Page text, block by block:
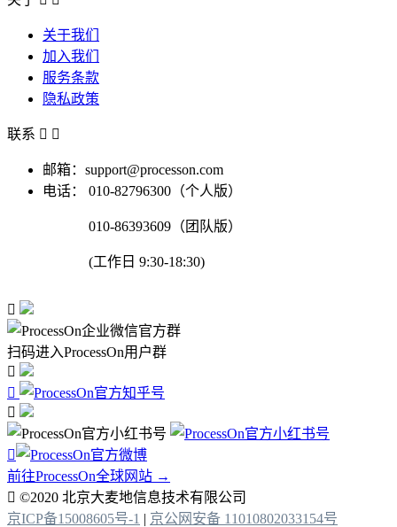
关于我们
加入我们
服务条款
隐私政策
联系  
邮箱：support@processon.com
电话：
010-82796300（个人版）
010-86393609（团队版）
(工作日 9:30-18:30)

扫码进入ProcessOn用户群




前往ProcessOn全球网站 →
 ©2020 北京大麦地信息技术有限公司
京ICP备15008605号-1 | 京公网安备 11010802033154号